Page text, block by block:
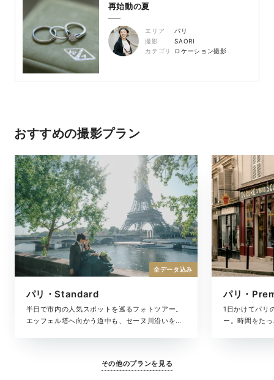
再始動の夏
エリア
パリ
撮影
SAORI
カテゴリ
ロケーション撮影
おすすめの撮影プラン
パリ・Standard
半日で市内の人気スポットを巡るフォトツアー。
エッフェル塔へ向かう道中も、セーヌ川沿いを並
全データ込み
パリ・
1日かけてパリ
ー。時間をた
その他のプランを見る